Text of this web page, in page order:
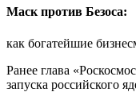
Маск против Безоса:
как богатейшие
Ранее глава
запуска российского